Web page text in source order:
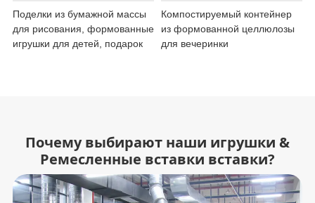
Поделки из бумажной массы
для рисования, формованные
игрушки для детей, подарок
Компостируемый контейнер
из формованной целлюлозы
для вечеринки
Почему выбирают наши игрушки &
Ремесленные вставки вставки?